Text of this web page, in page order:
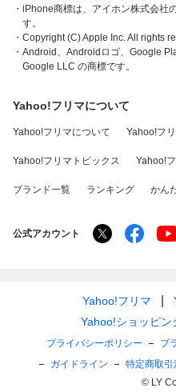
・iPhone商標は、アイホン株式会社
す。
・Copyright (C) Apple Inc. All rights
・Android、Androidロゴ、Google
Google LLC の商標です。
Yahoo!フリマについて
Yahoo!フリマについて Yahoo!フ
Yahoo!フリマトピックス Yahoo!
ブランド一覧 ランキング かん
公式アカウント
Yahoo!フリマ
Yahoo!ショッピン
プライバシーポリシー プ
ガイドライン
特定商取引
© LY